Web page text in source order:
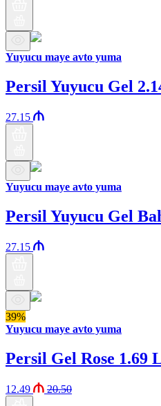
Yuyucu maye avto yuma
Persil Yuyucu Gel
27.15
Yuyucu maye avto yuma
Persil Yuyucu Gel
27.15
39%
Yuyucu maye avto yuma
Persil Gel Rose 1.69
12.49 20.50